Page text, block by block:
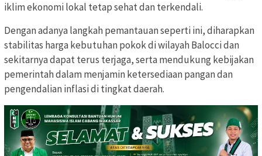
iklim ekonomi lokal tetap sehat dan terkendali.
Dengan adanya langkah pemantauan seperti ini, diharapkan
stabilitas harga kebutuhan pokok di wilayah Balocci dan
sekitarnya dapat terus terjaga, serta mendukung kebijakan
pemerintah dalam menjamin ketersediaan pangan dan
pengendalian inflasi di tingkat daerah.